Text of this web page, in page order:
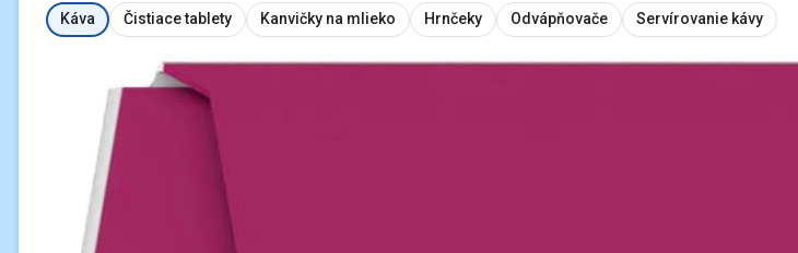
Káva Čistiace tablety Kanvičky na mlieko Hrnčeky Odvápňovače Servírovanie kávy